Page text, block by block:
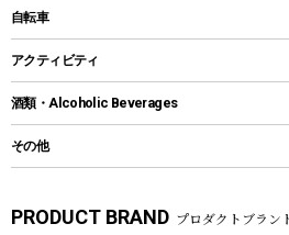
ポール
グランドシート
ツール
焚き火台&ストーブ
火起こし
バーベキューツール
クッキングツール
ナイフ
カトラリー
マグカップ、カップ
ディズニーボトル
保冷剤
リュック、バックパック
トートバッグ、サコッシュ
ショッピングキャリー
その他アウトドア雑貨
インフレータブル
カヤック
パドル
ヘルメット
自転車
折りたたみ自転車
スポーツサイクル
シティサイクル
アクティビティ
マリン
ラッシュガード
酒類・Alcoholic Beverages
その他
湯たんぽ
PRODUCT BRAND プロダクトブラン